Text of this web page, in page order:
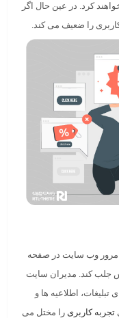
کرد. در عین حال اگر
را ضعیف می کند.
مرور وب سایت در صفحه
جلب کند. مدیران سایت
تبلیغات، اطلاعیه ها و
تجربه کاربری را مختل می